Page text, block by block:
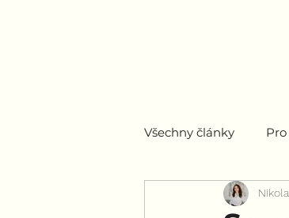
Všechny články
Pro všechny ženy